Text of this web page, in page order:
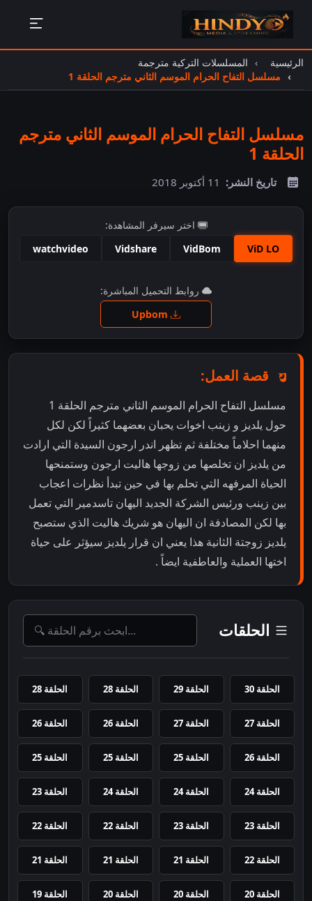
الرئيسية
المسلسلات التركية مترجمة
مسلسل التفاح الحرام الموسم الثاني مترجم الحلقة 1
مسلسل التفاح الحرام الموسم الثاني مترجم
الحلقة 1
تاريخ النشر: 11 أكتوبر 2018
اختر سيرفر المشاهدة:
ViD LO
VidBom
Vidshare
watchvideo
اضغط للمشاهدة
روابط التحميل المباشرة:
قصة العمل:
مسلسل التفاح الحرام الموسم الثاني مترجم الحلقة 1
حول يلديز و زينب اخوات يحبان بعضهما كثيراً لكن لكل
منهما احلاماً مختلفة ثم تظهر اندر ارجون السيدة التي ارادت
من يلديز ان تخلصها من زوجها هاليت ارجون وستمنحها
الحياة المرفهه التي تحلم بها في حين تبدأ نظرات اعجاب
بين زينب ورئيس الشركة الجديد اليهان تاسدمير التي تعمل
بها لكن المصادفة ان اليهان هو شريك هاليت الذي ستصبح
يلديز زوجتة الثانية هذا يعني ان قرار يلديز سيؤثر على حياة
اختها العملية والعاطفية ايضاً .
الحلقات
الحلقة 30 الحلقة 29 الحلقة 28 الحلقة 28
الحلقة 27 الحلقة 27 الحلقة 26 الحلقة 26
الحلقة 26 الحلقة 25 الحلقة 25 الحلقة 25
الحلقة 24 الحلقة 24 الحلقة 24 الحلقة 23
الحلقة 23 الحلقة 23 الحلقة 22 الحلقة 22
الحلقة 22 الحلقة 21 الحلقة 21 الحلقة 21
الحلقة 20 الحلقة 20 الحلقة 20 الحلقة 19